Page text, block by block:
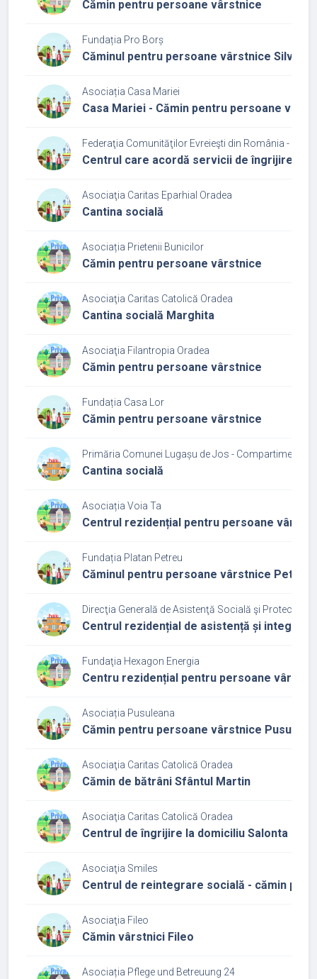
Cămin pentru persoane vârstnice
Fundația Pro Borș
Căminul pentru persoane vârstnice Silver
Asociația Casa Mariei
Casa Mariei - Cămin pentru persoane
Federaţia Comunităţilor Evreieşti din România -
Centrul care acordă servicii de îngrijire și
Asociaţia Caritas Eparhial Oradea
Cantina socială
Asociația Prietenii Bunicilor
Cămin pentru persoane vârstnice
Asociaţia Caritas Catolică Oradea
Cantina socială Marghita
Asociaţia Filantropia Oradea
Cămin pentru persoane vârstnice
Fundația Casa Lor
Cămin pentru persoane vârstnice
Primăria Comunei Lugașu de Jos - Compartiment
Cantina socială
Asociația Voia Ta
Centrul rezidențial pentru persoane
Fundația Platan Petreu
Căminul pentru persoane vârstnice Petreu
Direcţia Generală de Asistenţă Socială şi Protecţia
Centrul rezidențial de asistență și
Fundaţia Hexagon Energia
Centru rezidențial pentru persoane
Asociația Pusuleana
Cămin pentru persoane vârstnice
Asociaţia Caritas Catolică Oradea
Cămin de bătrâni Sfântul Martin
Asociaţia Caritas Catolică Oradea
Centrul de îngrijire la domiciliu Salonta
Asociaţia Smiles
Centrul de reintegrare socială - cămin
Asociaţia Fileo
Cămin vârstnici Fileo
Asociația Pflege und Betreuung 24